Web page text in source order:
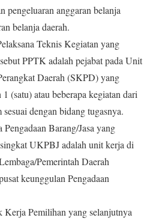
pengeluaran anggaran belanja
belanja daerah.
Teknis Kegiatan yang
PPTK adalah pejabat pada Unit
Daerah (SKPD) yang
1 (satu) atau beberapa kegiatan dari
sesuai dengan bidang tugasnya.
Barang/Jasa yang
UKPBJ adalah unit kerja di
Pemerintah Daerah
keunggulan Pengadaan
Kerja Pemilihan yang selanjutnya